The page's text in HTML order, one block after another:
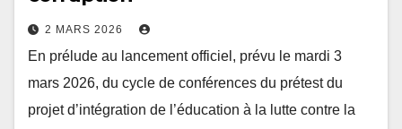
2 MARS 2026
En prélude au lancement officiel, prévu le mardi 3
mars 2026, du cycle de conférences du prétest du
projet d’intégration de l’éducation à la lutte contre la
corruption dans les…